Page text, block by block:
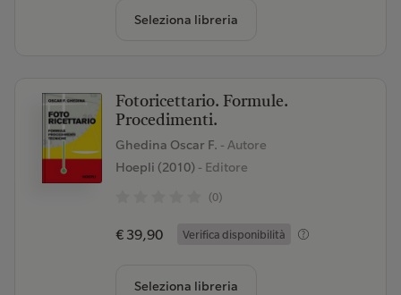
Seleziona libreria
Fotoricettario. Formule.
Procedimenti.
Ghedina Oscar F. - Autore
Hoepli (2010)- Editore
(0)
€ 39,90 Verifica disponibilità
Seleziona libreria